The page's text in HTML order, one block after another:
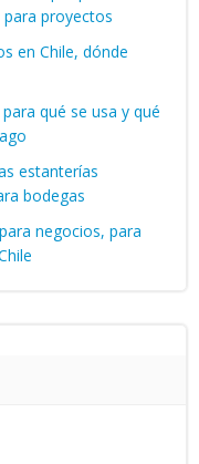
proyectos
en Chile, dónde
qué se usa y qué
estanterías
bodegas
negocios, para